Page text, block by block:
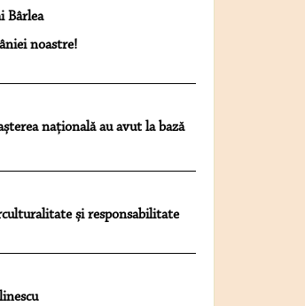
Bârlea
noastre!
națională au avut la bază
și responsabilitate